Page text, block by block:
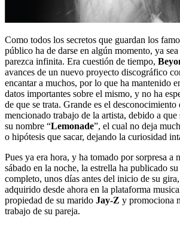
Como todos los secretos que guardan los
público ha de darse en algún momento, ya
parezca infinita. Era cuestión de tiempo,
avances de un nuevo proyecto discográfico
encantar a muchos, por lo que ha mantenido
datos importantes sobre el mismo, y no ha
de que se trata. Grande es el desconocimiento
mencionado trabajo de la artista, debido a que
su nombre “Lemonade”, el cual no deja
o hipótesis que sacar, dejando la curiosidad
Pues ya era hora, y ha tomado por sorpresa a
sábado en la noche, la estrella ha publicado
completo, unos días antes del inicio de su
adquirido desde ahora en la plataforma
propiedad de su marido Jay-Z y promociona
trabajo de su pareja.